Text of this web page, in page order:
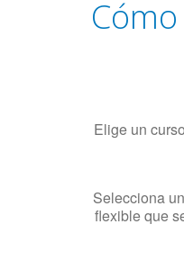
Selecciona